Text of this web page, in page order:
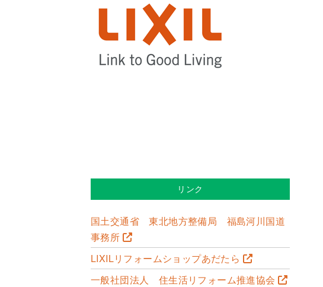
リンク
国土交通省 東北地方整備局 福島河川国道
事務所
LIXILリフォームショップあだたら
一般社団法人 住生活リフォーム推進協会